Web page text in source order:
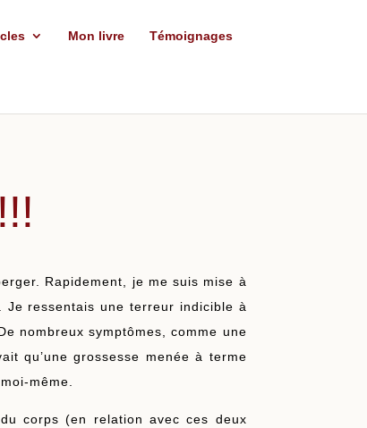
Mon livre Témoignages
Rapidement, je me suis mise à
Je ressentais une terreur indicible à
nombreux symptômes, comme une
qu’une grossesse menée à terme
même.
corps (en relation avec ces deux